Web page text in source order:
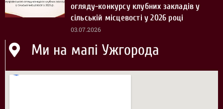
огляду-конкурсу клубних закладів у
сільській місцевості у 2026 році
03.07.2026
Ми на мапі Ужгорода